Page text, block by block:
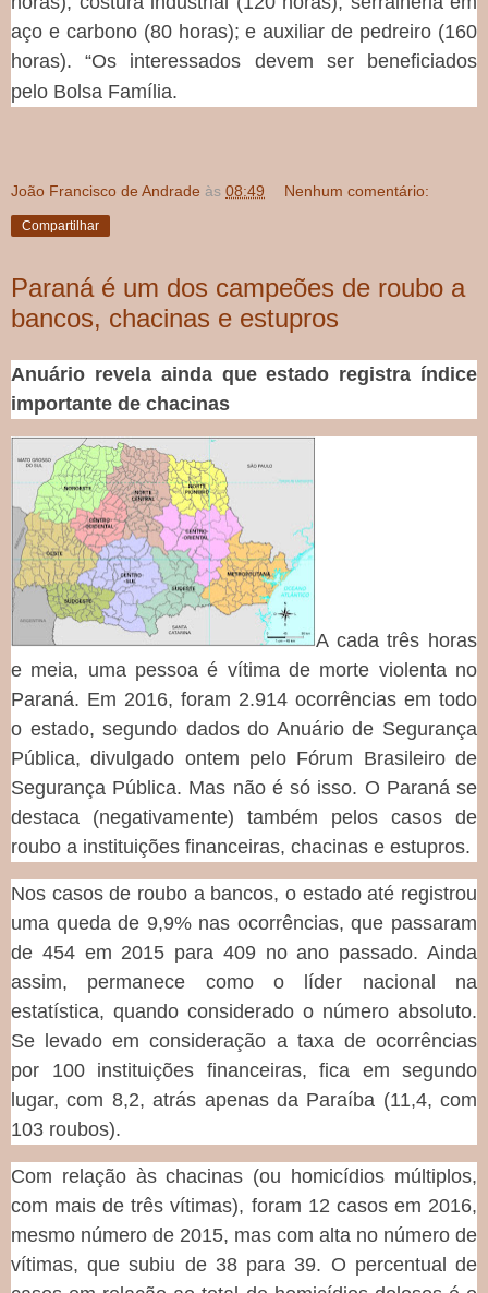
aço e carbono (80 horas); e auxiliar de pedreiro (160
horas). “Os interessados devem ser beneficiados
pelo Bolsa Família.
João Francisco de Andrade às 08:49 Nenhum comentário:
Compartilhar
Paraná é um dos campeões de roubo a
bancos, chacinas e estupros
Anuário revela ainda que estado registra índice
importante de chacinas
A cada três horas
e meia, uma pessoa é vítima de morte violenta no
Paraná. Em 2016, foram 2.914 ocorrências em todo
o estado, segundo dados do Anuário de Segurança
Pública, divulgado ontem pelo Fórum Brasileiro de
Segurança Pública. Mas não é só isso. O Paraná se
destaca (negativamente) também pelos casos de
roubo a instituições financeiras, chacinas e estupros.
Nos casos de roubo a bancos, o estado até registrou
uma queda de 9,9% nas ocorrências, que passaram
de 454 em 2015 para 409 no ano passado. Ainda
assim, permanece como o líder nacional na
estatística, quando considerado o número absoluto.
Se levado em consideração a taxa de ocorrências
por 100 instituições financeiras, fica em segundo
lugar, com 8,2, atrás apenas da Paraíba (11,4, com
103 roubos).
Com relação às chacinas (ou homicídios múltiplos,
com mais de três vítimas), foram 12 casos em 2016,
mesmo número de 2015, mas com alta no número de
vítimas, que subiu de 38 para 39. O percentual de